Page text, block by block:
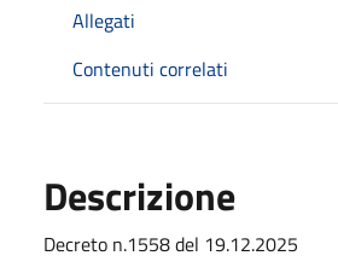
Allegati
Contenuti correlati
Descrizione
Decreto n.1558 del 19.12.2025